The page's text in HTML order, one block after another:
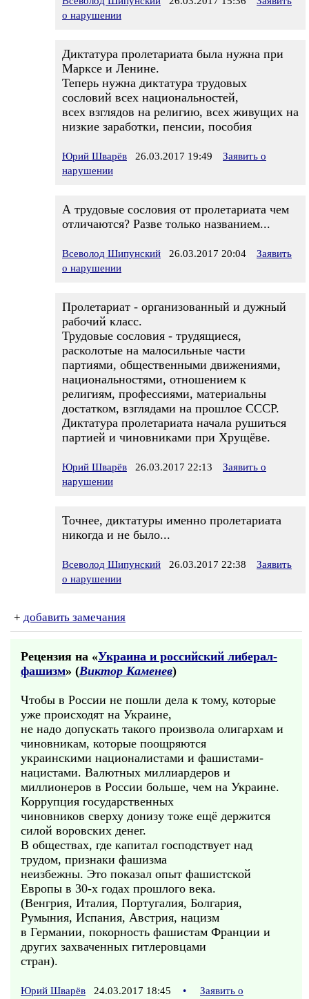
о нарушении
Диктатура пролетариата была нужна при
Марксе и Ленине.
Теперь нужна диктатура трудовых
сословий всех национальностей,
всех взглядов на религию, всех живущих на
низкие заработки, пенсии, пособия
Юрий Шварёв 26.03.2017 19:49
Заявить о
нарушении
А трудовые сословия от пролетариата чем
отличаются? Разве только названием...
Всеволод Шипунский 26.03.2017 20:04
Заявить
о нарушении
Пролетариат - организованный и дужный
рабочий класс.
Трудовые сословия - трудящиеся,
расколотые на малосильные части
партиями, общественными движениями,
национальностями, отношением к
религиям, профессиями, материальны
достатком, взглядами на прошлое СССР.
Диктатура пролетариата начала рушиться
партией и чиновниками при Хрущёве.
Юрий Шварёв 26.03.2017 22:13
Заявить о
нарушении
Точнее, диктатуры именно пролетариата
никогда и не было...
Всеволод Шипунский 26.03.2017 22:38
Заявить
о нарушении
+ добавить замечания
Рецензия на «Украина и российский либерал-
фашизм» (Виктор Каменев)
Чтобы в России не пошли дела к тому, которые
уже происходят на Украине,
не надо допускать такого произвола олигархам и
чиновникам, которые поощряются
украинскими националистами и фашистами-
нацистами. Валютных миллиардеров и
миллионеров в России больше, чем на Украине.
Коррупция государственных
чиновников сверху донизу тоже ещё держится
силой воровских денег.
В обществах, где капитал господствует над
трудом, признаки фашизма
неизбежны. Это показал опыт фашистской
Европы в 30-х годах прошлого века.
(Венгрия, Италия, Португалия, Болгария,
Румыния, Испания, Австрия, нацизм
в Германии, покорность фашистам Франции и
других захваченных гитлеровцами
стран).
Юрий Шварёв 24.03.2017 18:45 •
Заявить о